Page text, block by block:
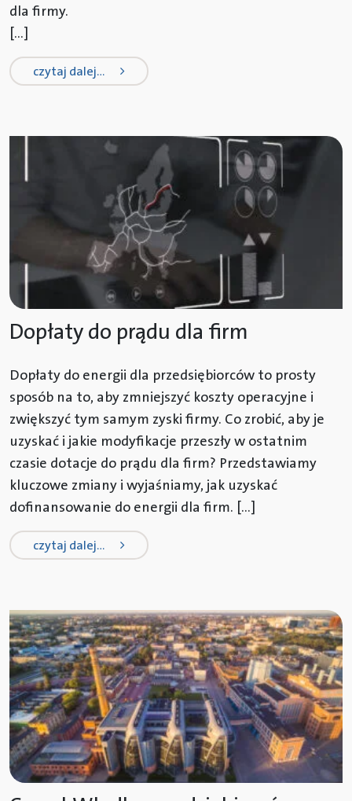
dla firmy.
[…]
czytaj dalej…from energia elektryczna dla firm
Dopłaty do prądu dla firm
Dopłaty do energii dla przedsiębiorców to prosty
sposób na to, aby zmniejszyć koszty operacyjne i
zwiększyć tym samym zyski firmy. Co zrobić, aby je
uzyskać i jakie modyfikacje przeszły w ostatnim
czasie dotacje do prądu dla firm? Przedstawiamy
kluczowe zmiany i wyjaśniamy, jak uzyskać
dofinansowanie do energii dla firm. […]
czytaj dalej…from dopłaty do prądu dla firm